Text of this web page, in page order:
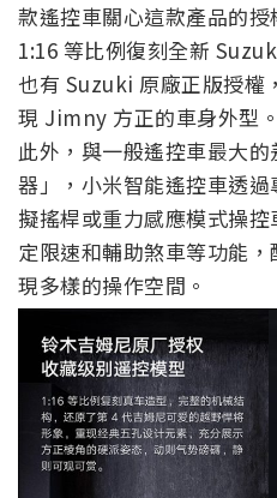
款遙控車關心這款產品的
1:16 等比例復刻全新
也有 Suzuki 原廠正版授權
現 Jimny 方正的車身外型。
此外，與一般遙控車最大
器」，小米智能遙控車透
擬搖桿或重力感應模式操
定限速和輔助煞車等功能
現多樣的操作空間。